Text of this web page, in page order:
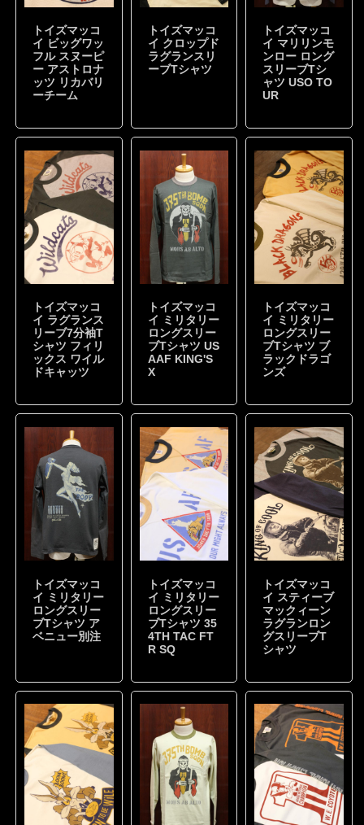
トイズマッコ
イ ビッグワッ
フル スヌーピ
ー アストロナ
ッツ リカバリ
ーチーム
トイズマッコ
イ クロップド
ラグランスリ
ーブTシャツ
トイズマッコ
イ マリリンモ
ンロー ロング
スリーブTシ
ャツ USO TO
UR
トイズマッコ
イ ラグランス
リーブ7分袖T
シャツ フィリ
ックス ワイル
ドキャッツ
トイズマッコ
イ ミリタリー
ロングスリー
ブTシャツ US
AAF KING'S
X
トイズマッコ
イ ミリタリー
ロングスリー
ブTシャツ ブ
ラックドラゴ
ンズ
トイズマッコ
イ ミリタリー
ロングスリー
ブTシャツ ア
ベニュー別注
トイズマッコ
イ ミリタリー
ロングスリー
ブTシャツ 35
4TH TAC FT
R SQ
トイズマッコ
イ スティーブ
マックィーン
ラグランロン
グスリーブT
シャツ